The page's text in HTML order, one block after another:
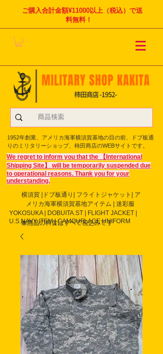
ご購入合計金額¥11000以上（税込）で送
料無料！
1952年創業、アメリカ海軍横須賀基地の目の前、ドブ板通
りのミリタリーショップ、柿田商店のWEBサイトです。
We regret to inform you that the 【International
Shipping Site】 will be temporarily suspended due
to operational reasons. Thank you for your
understanding.
横須賀 |ドブ板通り| フライト ジャケット| ア
メリカ海軍横須賀基地アイテム | 迷彩服
YOKOSUKA | DOBUITA.ST | FLIGHT JACKET |
U.S.NAVY ITEM | CAMOUFLAGE UNIFORM
※商品の料金はすべて税込みです